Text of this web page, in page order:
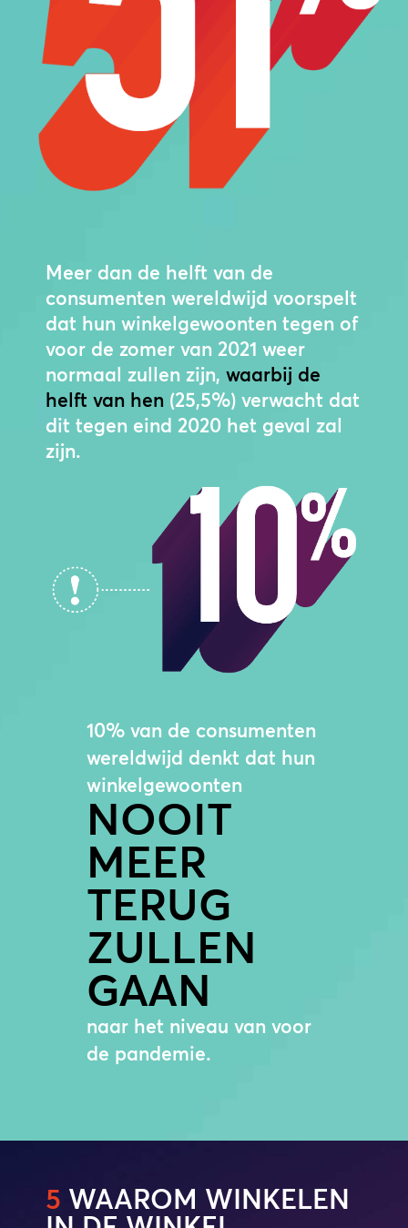
Meer dan de helft van de
consumenten wereldwijd voorspelt
dat hun winkelgewoonten tegen of
voor de zomer van 2021 weer
normaal zullen zijn, waarbij de
helft van hen (25,5%) verwacht dat
dit tegen eind 2020 het geval zal
zijn.
10% van de consumenten
wereldwijd denkt dat hun
winkelgewoonten
NOOIT
MEER
TERUG
ZULLEN
GAAN
naar het niveau van voor
de pandemie.
5 WAAROM WINKELEN